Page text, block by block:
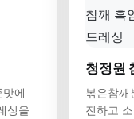
에
싱을
청정원
볶은참깨
진하고